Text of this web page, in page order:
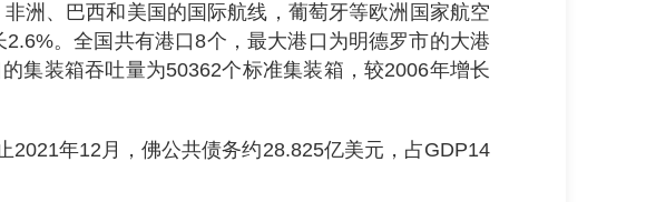
洲、巴西和美国的国际航线，葡萄牙等欧洲国家航空
。全国共有港口8个，最大港口为明德罗市的大港
集装箱吞吐量为50362个标准集装箱，较2006年增长
2021年12月，佛公共债务约28.825亿美元，占GDP14